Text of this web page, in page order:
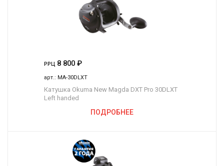
РРЦ 8 800 ₽
арт.: MA-30DLXT
Катушка Okuma New Magda DXT Pro 30DLXT
Left handed
ПОДРОБНЕЕ